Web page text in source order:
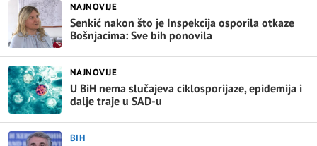
NAJNOVIJE
Senkić nakon što je Inspekcija osporila otkaze
Bošnjacima: Sve bih ponovila
NAJNOVIJE
U BiH nema slučajeva ciklosporijaze, epidemija i
dalje traje u SAD-u
BIH